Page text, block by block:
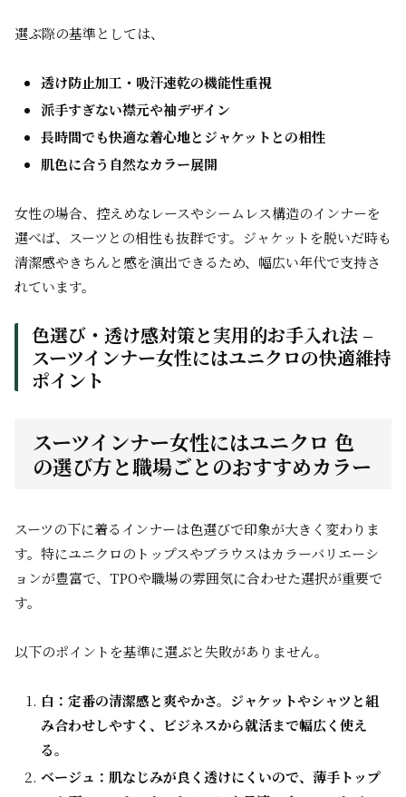
選ぶ際の基準としては、
透け防止加工・吸汗速乾の機能性重視
派手すぎない襟元や袖デザイン
長時間でも快適な着心地とジャケットとの相性
肌色に合う自然なカラー展開
女性の場合、控えめなレースやシームレス構造のインナーを
選べば、スーツとの相性も抜群です。ジャケットを脱いだ時も
清潔感やきちんと感を演出できるため、幅広い年代で支持さ
れています。
色選び・透け感対策と実用的お手入れ法 –
スーツインナー女性にはユニクロの快適維持
ポイント
スーツインナー女性にはユニクロ 色
の選び方と職場ごとのおすすめカラー
スーツの下に着るインナーは色選びで印象が大きく変わりま
す。特にユニクロのトップスやブラウスはカラーバリエーシ
ョンが豊富で、TPOや職場の雰囲気に合わせた選択が重要で
す。
以下のポイントを基準に選ぶと失敗がありません。
白：定番の清潔感と爽やかさ。ジャケットやシャツと組
み合わせしやすく、ビジネスから就活まで幅広く使え
る。
ベージュ：肌なじみが良く透けにくいので、薄手トップ